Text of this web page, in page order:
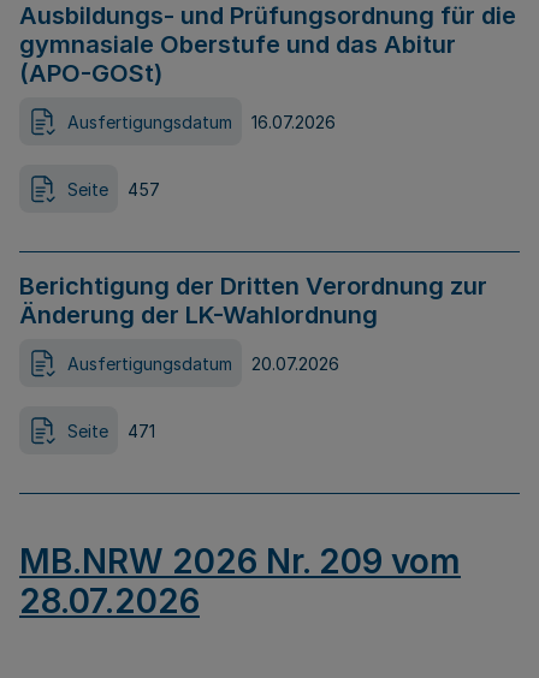
Ausbildungs- und Prüfungsordnung für die
gymnasiale Oberstufe und das Abitur
(APO-GOSt)
Ausfertigungsdatum 16.07.2026
Seite 457
Berichtigung der Dritten Verordnung zur
Änderung der LK-Wahlordnung
Ausfertigungsdatum 20.07.2026
Seite 471
MB.NRW 2026 Nr. 209 vom
28.07.2026